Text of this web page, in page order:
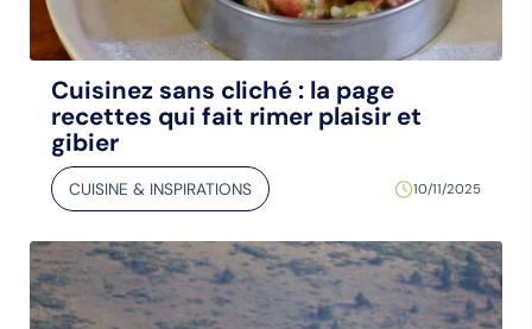
Cuisinez sans cliché : la page
recettes qui fait rimer plaisir et
gibier
CUISINE & INSPIRATIONS 10/11/2025